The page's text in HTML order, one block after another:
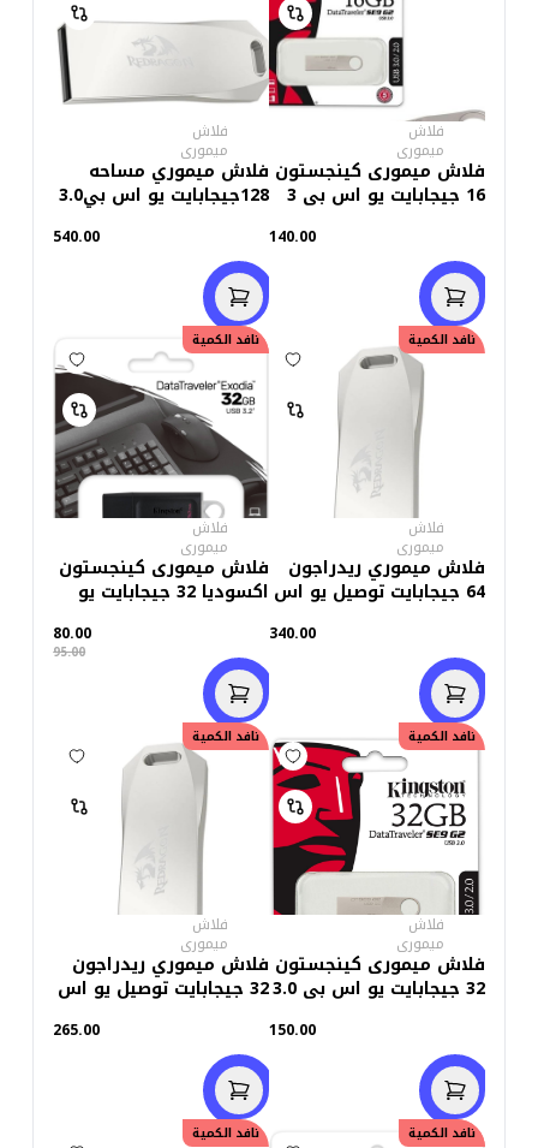
فلاش
ميمورى
فلاش ميمورى كينجستون
16 جيجابايت يو اس بى 3
140.00
فلاش
ميمورى
فلاش ميموري مساحه
128جيجابايت يو اس بي3.0
540.00
نافد الكمية
فلاش
ميمورى
فلاش ميموري ريدراجون
64 جيجابايت توصيل يو اس
340.00
خصم15.00
نافد الكمية
فلاش
ميمورى
فلاش ميمورى كينجستون
اكسوديا 32 جيجابايت يو
80.00
95.00
نافد الكمية
فلاش
ميمورى
فلاش ميمورى كينجستون
32 جيجابايت يو اس بى 3.0
150.00
نافد الكمية
فلاش
ميمورى
فلاش ميموري ريدراجون
32 جيجابايت توصيل يو اس
265.00
خصم10.00
نافد الكمية نافد الكمية